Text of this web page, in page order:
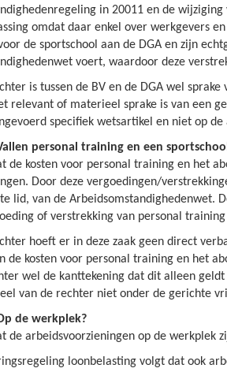
in 20011 en de
omdat daar enkel over werkgevers
de sportschool aan de DGA en zijn
voert, waardoor deze
is tussen de BV en de DGA wel
relevant of materieel sprake is van een
specifiek wetsartikel en niet op
personal training en een
de kosten voor personal training en het
Door deze vergoedingen/
lid, van de Arbeidsomstandighedenwet.
of verstrekking van personal
hoeft er in deze zaak geen direct
de kosten voor personal training en het
wel de kanttekening dat dit alleen
van de rechter niet onder de gerichte
de werkplek?
de arbeidsvoorzieningen op de werkplek
loonbelasting volgt dat ook